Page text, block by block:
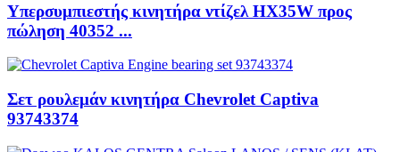
Υπερσυμπιεστής κινητήρα ντίζελ HX35W προς
πώληση 40352 ...
Σετ ρουλεμάν κινητήρα Chevrolet Captiva
93743374